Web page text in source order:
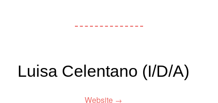
Luisa Celentano (I/D/A)
Website